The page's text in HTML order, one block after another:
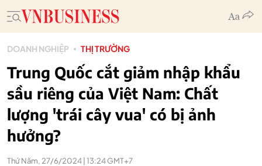
DOANH NGHIỆP THỊ TRƯỜNG
Trung Quốc cắt giảm nhập khẩu
sầu riêng của Việt Nam: Chất
lượng 'trái cây vua' có bị ảnh
hưởng?
Thứ Năm, 27/6/2024 | 13:24 GMT+7